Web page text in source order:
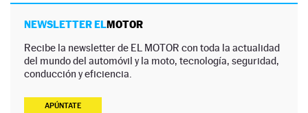
NEWSLETTER ELMOTOR
Recibe la newsletter de EL MOTOR con toda la actualidad
del mundo del automóvil y la moto, tecnología, seguridad,
conducción y eficiencia.
APÚNTATE